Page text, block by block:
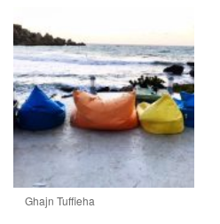
Ghajn Tuffieha